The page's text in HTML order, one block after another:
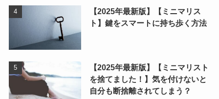
【2025年最新版】【ミニマリス
ト】鍵をスマートに持ち歩く方法
【2025年最新版】【ミニマリスト
を捨てました！】気を付けないと
自分も断捨離されてしまう？